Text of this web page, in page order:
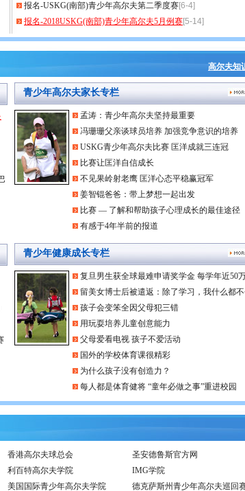
报名-USKG(南部)青少年高尔夫第二季度赛[6-4]
报名-2018USKG(南部)青少年高尔夫5月例赛[5-14]
高尔夫知
青少年高尔夫家长专栏
孟涛：青少年高尔夫坚持最重要
冯珊珊父亲谈球员培养 加强竞争意识的培养
USKG青少年高尔夫比赛 匡洋成就三连冠
比赛让匡洋自信成长
不见果岭射老鹰 匡洋心态平稳赢冠军
姜智锟爸爸：带上梦想一起出发
比赛 — 了解和帮助孩子心理成长的最佳途径
有感于4年半前的报道
青少年健康成长专栏
复旦男生获全球最难申请奖学金 每学年近50
留美女博士后被遣返：除了学习，我什么都
孩子会变笨全因父母犯三错
用玩耍培养儿童创意能力
父母爱看电视 孩子不爱活动
国外的学校体育课很精彩
为什么孩子没有创造力？
每人都是体育健将 “童年必做之事”重进校园
香港高尔夫球总会
利百特高尔夫学院
美国国际青少年高尔夫学院
圣安德鲁斯官方网
IMG学院
德克萨斯州青少年高尔夫巡回